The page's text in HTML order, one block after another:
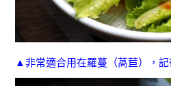
▲非常適合用在羅蔓（萵苣），